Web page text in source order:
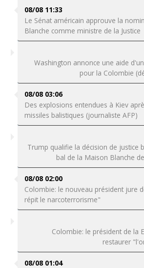
08/08 11:33
Le Sénat américain approuve la
Blanche comme ministre de la Justice
Washington annonce une aide
pour la Colombie
08/08 03:06
Des explosions entendues à Kiev
missiles balistiques (journaliste AFP)
Trump qualifie la décision de justice
bal de la Maison Blanche
08/08 02:00
Colombie: le nouveau président jure
répit le narcoterrorisme"
Colombie: le président de la
restaurer
08/08 01:04